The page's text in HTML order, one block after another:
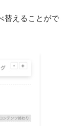
替えることがで